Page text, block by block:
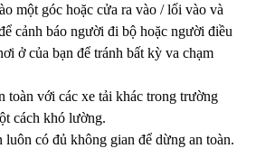
một góc hoặc cửa ra vào / lối vào và
cảnh báo người đi bộ hoặc người điều
ở của bạn để tránh bất kỳ va chạm
toàn với các xe tải khác trong trường
cách khó lường.
luôn có đủ không gian để dừng an toàn.